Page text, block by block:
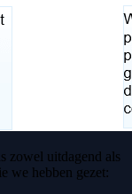
zowel uitdagend als
we hebben gezet: